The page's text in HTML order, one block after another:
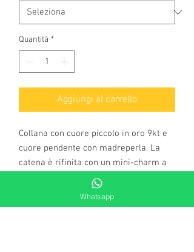
Quantità *
Aggiungi al carrello
Collana con cuore piccolo in oro 9kt e
cuore pendente con madreperla. La
catena è rifinita con un mini-charm a
cuore e può essere regolata su due
diverse lunghezze 39-41 cm.
Quest'esclusiva collana con cuore
Whatsapp